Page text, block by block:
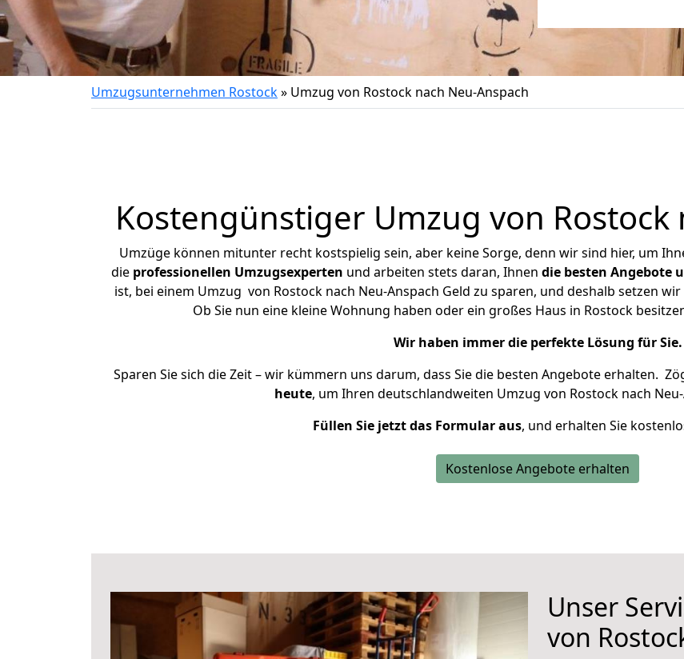
Umzugsunternehmen Rostock» Umzug von Rostock nach Neu-Anspach
Kostengünstiger Umzug von Rostock
Umzüge können mitunter recht kostspielig sein, aber keine Sorge, denn wir sind hier, um
die professionellen Umzugsexperten und arbeiten stets daran, Ihnen die besten Angebote
ist, bei einem Umzug von Rostock nach Neu-Anspach Geld zu sparen, und deshalb setzen
Ob Sie nun eine kleine Wohnung haben oder ein großes Haus in Rostock
Wir haben immer die perfekte Lösung für Sie.
Sparen Sie sich die Zeit – wir kümmern uns darum, dass Sie die besten Angebote erhalten.
heute, um Ihren deutschlandweiten Umzug von Rostock nach
Füllen Sie jetzt das Formular aus, und erhalten Sie
Kostenlose Angebote erhalten
Unser
von